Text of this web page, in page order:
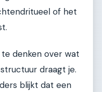
of het
denken over wat
draagt je.
blijkt dat een